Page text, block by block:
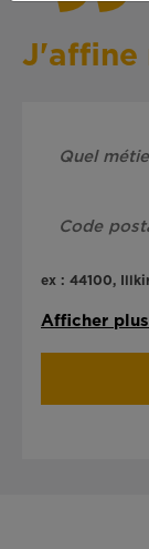
J'affine
ex : 44100,
Afficher